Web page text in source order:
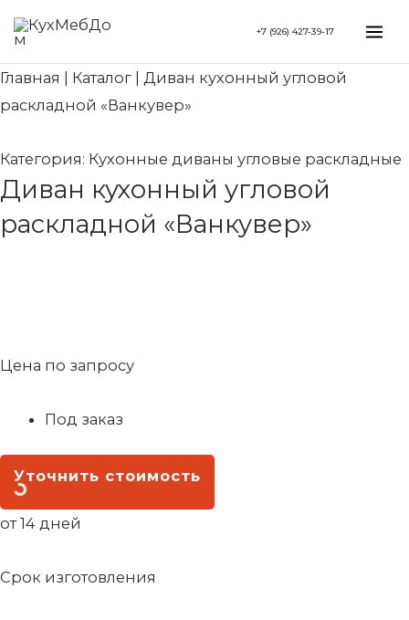
Перейти
содержимому
+7 (926) 427-39-17
Главная Каталог
Диван кухонный угловой
раскладной «Ванкувер»
Категория: Кухонные диваны угловые раскладные
Диван кухонный угловой
раскладной «Ванкувер»
Цена по запросу
Под заказ
Уточнить стоимость
от 14 дней
Срок изготовления
Search...